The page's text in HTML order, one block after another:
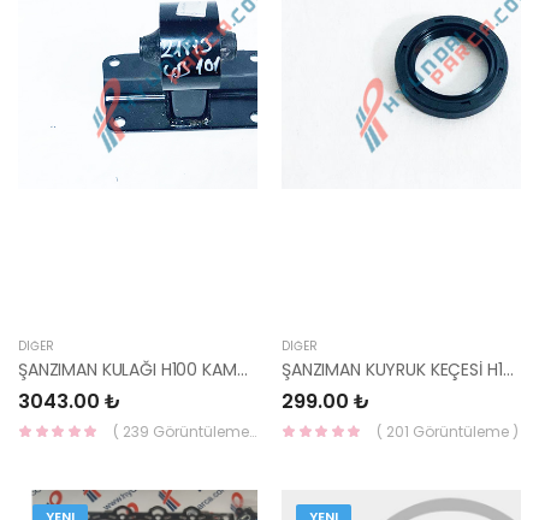
DIĞER
ŞANZIMAN KULAĞI H100 KAMYONET 21813-4B101-HMC
3043.00 ₺
( 239 Görüntüleme )
DIĞER
ŞANZIMAN KUYRUK KEÇESİ H100/KMY 97- 43156-4B000-HMC
299.00 ₺
( 201 Görüntüleme )
YENI YENI